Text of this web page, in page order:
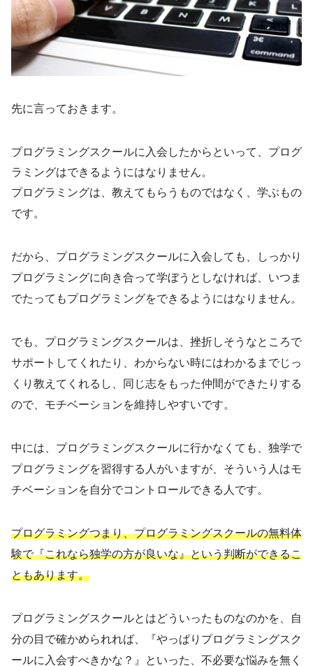
先に言っておきます。
プログラミングスクールに入会したからといって、プログ
ラミングはできるようにはなりません。
プログラミングは、教えてもらうものではなく、学ぶもの
です。
だから、プログラミングスクールに入会しても、しっかり
プログラミングに向き合って学ぼうとしなければ、いつま
でたってもプログラミングをできるようにはなりません。
でも、プログラミングスクールは、挫折しそうなところで
サポートしてくれたり、わからない時にはわかるまでじっ
くり教えてくれるし、同じ志をもった仲間ができたりする
ので、モチベーションを維持しやすいです。
中には、プログラミングスクールに行かなくても、独学で
プログラミングを習得する人がいますが、そういう人はモ
チベーションを自分でコントロールできる人です。
プログラミングつまり、プログラミングスクールの無料体
験で『これなら独学の方が良いな』という判断ができるこ
ともあります。
プログラミングスクールとはどういったものなのかを、自
分の目で確かめられれば、『やっぱりプログラミングスク
ールに入会すべきかな？』といった、不必要な悩みを無く